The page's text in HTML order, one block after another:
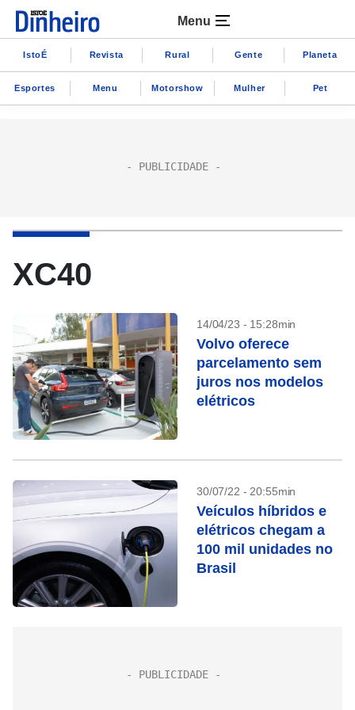
Menu
IstoÉ Revista Rural Gente Planeta
Esportes Menu Motorshow Mulher Pet
XC40
14/04/23 - 15:28min
Volvo oferece
parcelamento sem
juros nos modelos
elétricos
30/07/22 - 20:55min
Veículos híbridos e
elétricos chegam a
100 mil unidades no
Brasil